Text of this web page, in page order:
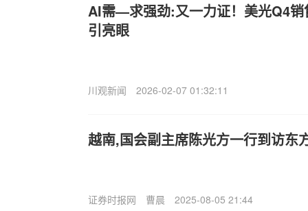
AI需—求强劲:又一力证！美光Q4销
引亮眼
川观新闻 2026-02-07 01:32:11
越南,国会副主席陈光方一行到访东
证券时报网 曹晨 2025-08-05 21:44